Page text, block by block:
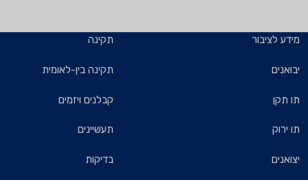
מידע לציבור
יבואנים
תו תקן
תו ירוק
יצואנים
תקינה
תקינה בין-לאומית
קבלנים ויזמים
תעשיינים
בדיקות